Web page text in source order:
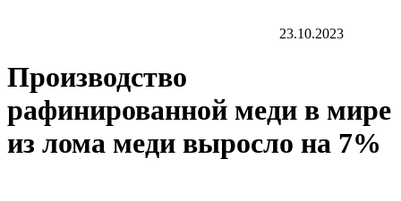
23.10.2023
Производство
рафинированной меди в мире
из лома меди выросло на 7%